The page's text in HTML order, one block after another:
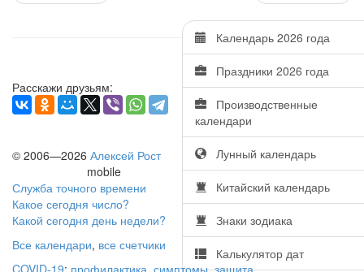
Календарь 2026 года
Праздники 2026 года
Производственные
календари
Лунный календарь
Китайский календарь
Знаки зодиака
Калькулятор дат
Расскажи друзьям:
© 2006—2026 Алексей Рост
mobile
Служба точного времени
Какое сегодня число?
Какой сегодня день недели?
Все календари, все счетчики
COVID-19: профилактика симптомы,защита